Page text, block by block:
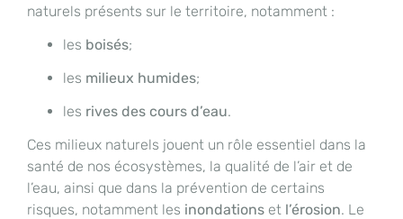
naturels présents sur le territoire, notamment :
les boisés;
les milieux humides;
les rives des cours d’eau.
Ces milieux naturels jouent un rôle essentiel dans la
santé de nos écosystèmes, la qualité de l’air et de
l’eau, ainsi que dans la prévention de certains
risques, notamment les inondations et l’érosion. Le